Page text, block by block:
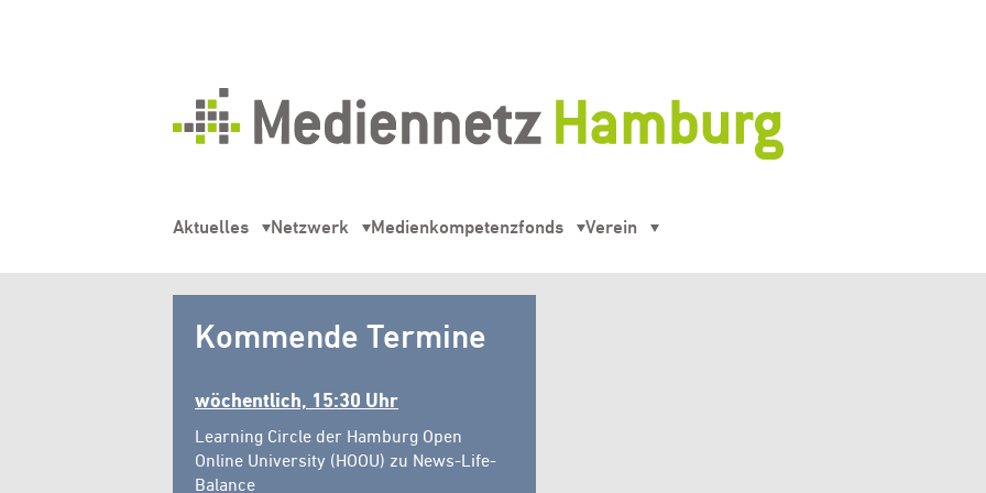
Aktuelles Netzwerk Medienkompetenzfonds Verein
Mediennetz
Hamburg
Kommende Termine
wöchentlich, 15:30 Uhr
Learning Circle der Hamburg Open
Online University (HOOU) zu News-Life-
Balance